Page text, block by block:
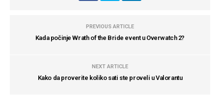
PREVIOUS ARTICLE
Kada počinje Wrath of the Bride event u Overwatch 2?
NEXT ARTICLE
Kako da proverite koliko sati ste proveli u Valorantu